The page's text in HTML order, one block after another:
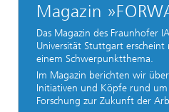
Magazin
Das Magazin des Fraunhofer
Universität Stuttgart erscheint
einem Schwerpunktthema.
Im Magazin berichten wir
Initiativen und Köpfe rund
Forschung zur Zukunft der